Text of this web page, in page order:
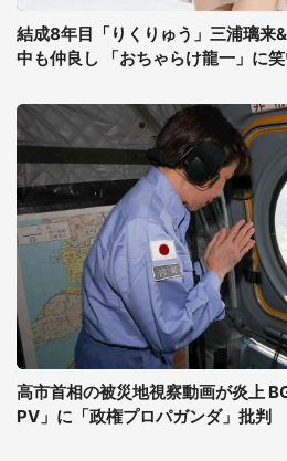
結成8年目「りくりゅう」三浦璃来
中も仲良し 「おちゃらけ龍一」に
高市首相の被災地視察動画が炎上
PV」に「政権プロパガンダ」批判